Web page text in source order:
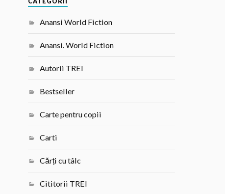
Anansi World Fiction
Anansi. World Fiction
Autorii TREI
Bestseller
Carte pentru copii
Carti
Cărți cu tâlc
Cititorii TREI